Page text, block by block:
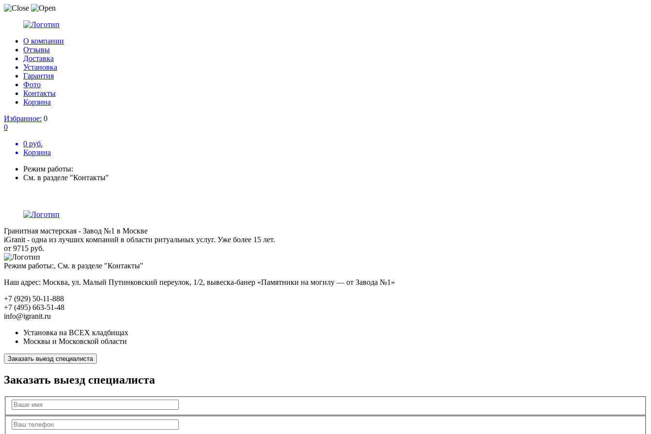
О компании
Отзывы
Доставка
Установка
Гарантия
Фото
Контакты
Корзина
Избранное: 0
0
0 руб.
Корзина
Режим работы:
См. в разделе "Контакты"
Гранитная мастерская - Завод №1 в Москве
iGranit - одна из лучших компаний в области ритуальных услуг. Уже более 15 лет.
от 9715 руб.
Режим работы:, См. в разделе "Контакты"
Наш адрес: Москва, ул. Малый Путинковский переулок, 1/2, вывеска-банер «Памятники на могилу — от Завода №1»
+7 (929) 50-11-888
+7 (495) 663-51-48
info@igranit.ru
Установка на ВСЕХ кладбищах
Москвы и Московской области
Заказать выезд специалиста
Заказать выезд специалиста